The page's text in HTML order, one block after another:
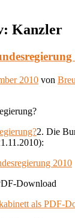
Kanzler
2010 von
2. Die
Download